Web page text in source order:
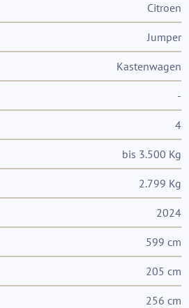
Citroen
Jumper
Kastenwagen
-
4
bis 3.500 Kg
2.799 Kg
2024
599 cm
205 cm
256 cm